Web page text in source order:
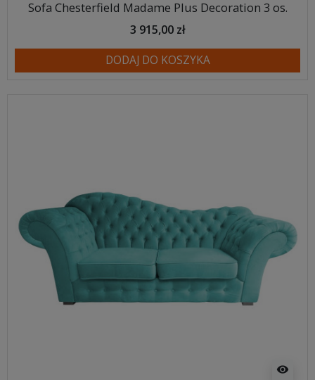
Sofa Chesterfield Madame Plus Decoration 3 os.
3 915,00 zł
DODAJ DO KOSZYKA
visibility